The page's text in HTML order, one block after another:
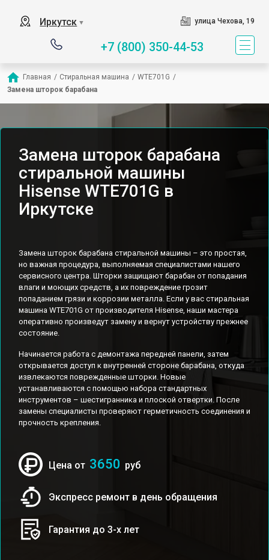
Иркутск ▼ улица Чехова, 19
+7 (800) 350-44-53
Главная / Стиральная машина / WTE701G /
Замена шторок барабана
Замена шторок барабана
стиральной машины
Hisense WTE701G в
Иркутске
Замена шторок барабана стиральной машины – это простая,
но важная процедура, выполняемая специалистами нашего
сервисного центра. Шторки защищают барабан от попадания
влаги и моющих средств, а их повреждение грозит
попаданием грязи и коррозии металла. Если у вас стиральная
машина WTE701G от производителя Hisense, наши мастера
оперативно произведут замену и вернут устройству прежнее
состояние.
Начинается работа с демонтажа передней панели, затем
открывается доступ к внутренней стороне барабана, откуда
извлекаются поврежденные шторки. Новые
устанавливаются с помощью набора стандартных
инструментов – шестигранника и плоской отвертки. После
замены специалисты проверяют герметичность соединения и
прочность крепления.
Цена от 3650 руб
Экспресс ремонт в день обращения
Гарантия до 3-х лет